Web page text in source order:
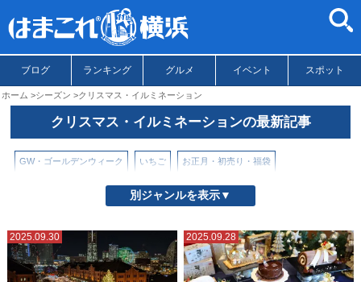
ブログ ランキング グルメ イベント スポット
ホーム シーズン クリスマス・イルミネーション
クリスマス・イルミネーションの最新記事
GW・ゴールデンウィーク いちご お正月・初売り・福袋
クリスマス・イルミネーション バレンタイン ハロウィン
秋のお出かけ 花火大会・花火
別ジャンルを表示▼
2025.09.30 2025.09.28